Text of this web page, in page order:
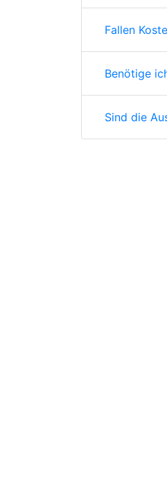
Fallen
Benötige
Sind die